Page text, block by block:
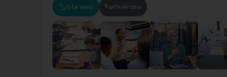
Site web Itinéraire